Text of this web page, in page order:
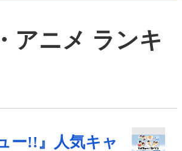
アニメ ランキ
ー!!』人気キャ